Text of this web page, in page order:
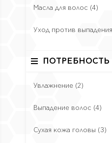
Масла для волос (4)
Уход против
ПОТРЕБНОСТЬ
Увлажнение (2)
Выпадение волос (4)
Сухая кожа головы (3)